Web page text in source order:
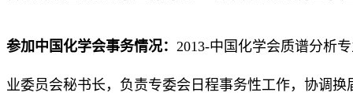
参加中国化学会事务情况： 2013-中国化学会质谱分析
业委员会秘书长，负责专委会日程事务性工作，协调